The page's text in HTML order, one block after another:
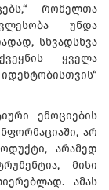
რომელთა
უნდა
სხვადსხვა
ყველა
ემოციების
არ
არამედ
მისი
ამას